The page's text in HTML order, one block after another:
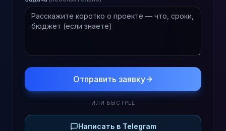
Отправить заявку
ИЛИ БЫСТРЕЕ
Написать в Telegram